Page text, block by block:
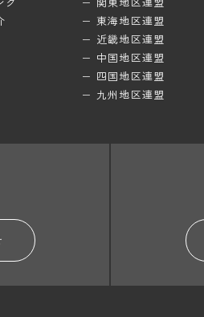
東海地区連盟
近畿地区連盟
中国地区連盟
四国地区連盟
九州地区連盟